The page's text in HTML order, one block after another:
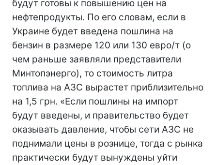
будут готовы к повышению цен на
нефтепродукты. По его словам, если в
Украине будет введена пошлина на
бензин в размере 120 или 130 евро/т (о
чем раньше заявляли представители
Минтопэнерго), то стоимость литра
топлива на АЗС вырастет приблизительно
на 1,5 грн. «Если пошлины на импорт
будут введены, и правительство будет
оказывать давление, чтобы сети АЗС не
поднимали цены в рознице, тогда с рынка
практически будут вынуждены уйти